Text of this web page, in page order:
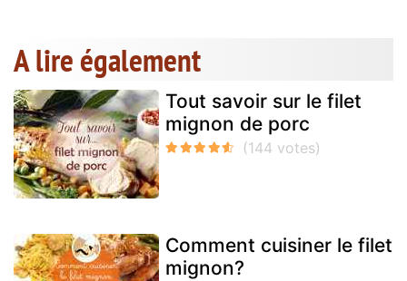
A lire également
Tout savoir sur le filet
mignon de porc
Comment cuisiner le filet
mignon?